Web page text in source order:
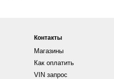
Контакты
Магазины
Как оплатить
VIN запрос